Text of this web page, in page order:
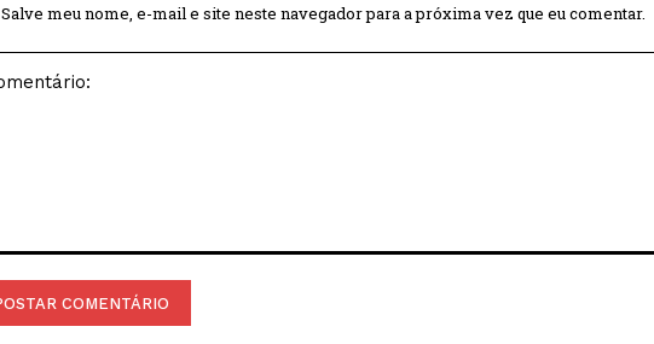
Salve meu nome, e-mail e site neste navegador para a próxima vez que eu comentar.